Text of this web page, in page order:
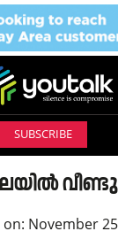
SUBSCRIBE
November